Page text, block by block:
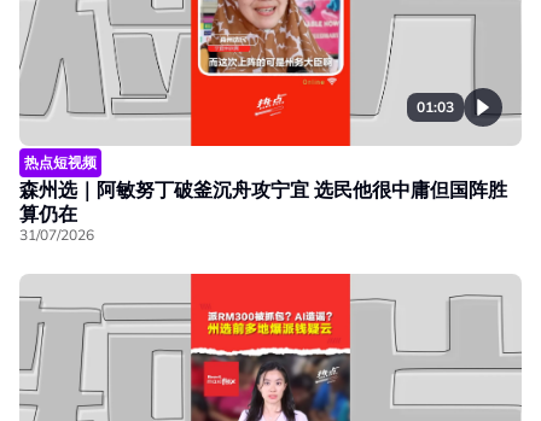
01:03
热点短视频
森州选｜阿敏努丁破釜沉舟攻宁宜 选民他很中庸但国阵胜
算仍在
31/07/2026